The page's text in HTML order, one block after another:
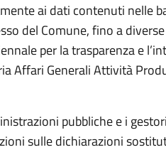
ai dati contenuti nelle
del Comune, fino a
per la trasparenza e
Affari Generali Attività
pubbliche e i
sulle dichiarazioni